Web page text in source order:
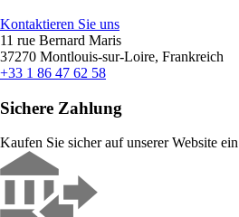
Kontaktieren Sie uns
11 rue Bernard Maris
37270 Montlouis-sur-Loire, Frankreich
+33 1 86 47 62 58
Sichere Zahlung
Kaufen Sie sicher auf unserer Website ein